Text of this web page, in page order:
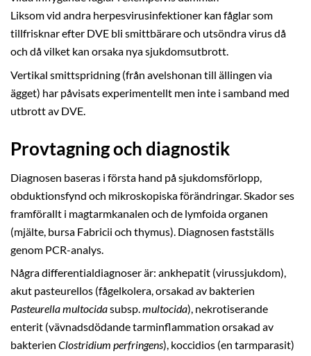
Liksom vid andra herpesvirusinfektioner kan fåglar som
tillfrisknar efter DVE bli smittbärare och utsöndra virus då
och då vilket kan orsaka nya sjukdomsutbrott.
Vertikal smittspridning (från avelshonan till ällingen via
ägget) har påvisats experimentellt men inte i samband med
utbrott av DVE.
Provtagning och diagnostik
Diagnosen baseras i första hand på sjukdomsförlopp,
obduktionsfynd och mikroskopiska förändringar. Skador ses
framförallt i magtarmkanalen och de lymfoida organen
(mjälte, bursa Fabricii och thymus). Diagnosen fastställs
genom PCR-analys.
Några differentialdiagnoser är: ankhepatit (virussjukdom),
akut pasteurellos (fågelkolera, orsakad av bakterien
Pasteurella multocidasubsp.multocida), nekrotiserande
enterit (vävnadsdödande tarminflammation orsakad av
bakterien Clostridium perfringens), koccidios (en tarmparasit)